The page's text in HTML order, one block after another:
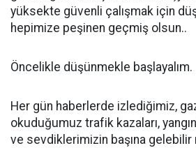
yüksekte güvenli çalışmak için
hepimize peşinen geçmiş olsun..
Öncelikle düşünmekle başlayalım.
Her gün haberlerde izlediğimiz,
okuduğumuz trafik kazaları,
ve sevdiklerimizin başına gelebilir